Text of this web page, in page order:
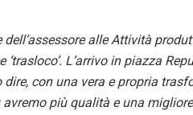
alle Attività
L’arrivo in piazza
con una vera e propria
più qualità e una